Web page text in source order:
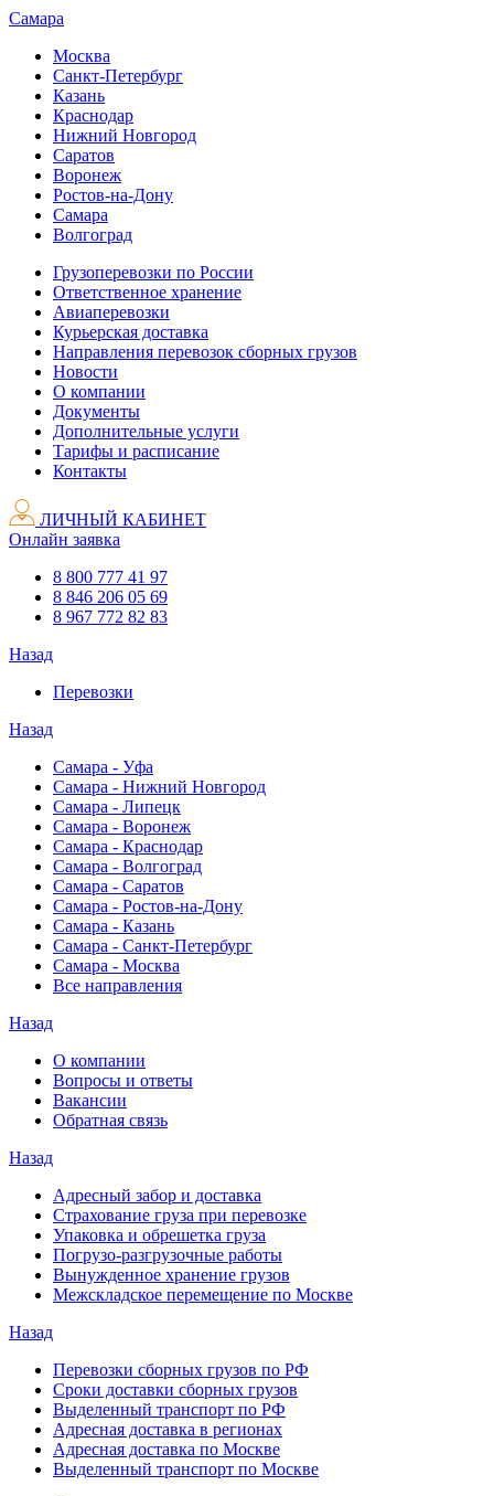
Самара
Москва
Санкт-Петербург
Казань
Краснодар
Нижний Новгород
Саратов
Воронеж
Ростов-на-Дону
Самара
Волгоград
Грузоперевозки по России
Ответственное хранение
Авиаперевозки
Курьерская доставка
Направления перевозок сборных грузов
Новости
О компании
Документы
Дополнительные услуги
Тарифы и расписание
Контакты
ЛИЧНЫЙ КАБИНЕТ
Онлайн заявка
8 800 777 41 97
8 846 206 05 69
8 967 772 82 83
Назад
Перевозки
Назад
Самара - Уфа
Самара - Нижний Новгород
Самара - Липецк
Самара - Воронеж
Самара - Краснодар
Самара - Волгоград
Самара - Саратов
Самара - Ростов-на-Дону
Самара - Казань
Самара - Санкт-Петербург
Самара - Москва
Все направления
Назад
О компании
Вопросы и ответы
Вакансии
Обратная связь
Назад
Адресный забор и доставка
Страхование груза при перевозке
Упаковка и обрешетка груза
Погрузо-разгрузочные работы
Вынужденное хранение грузов
Межскладское перемещение по Москве
Назад
Перевозки сборных грузов по РФ
Сроки доставки сборных грузов
Выделенный транспорт по РФ
Адресная доставка в регионах
Адресная доставка по Москве
Выделенный транспорт по Москве